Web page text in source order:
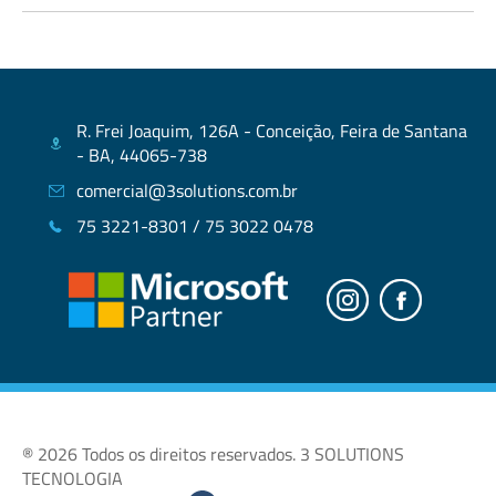
R. Frei Joaquim, 126A - Conceição, Feira de Santana
- BA, 44065-738
comercial@3solutions.com.br
75 3221-8301 / 75 3022 0478
® 2026 Todos os direitos reservados. 3 SOLUTIONS
TECNOLOGIA